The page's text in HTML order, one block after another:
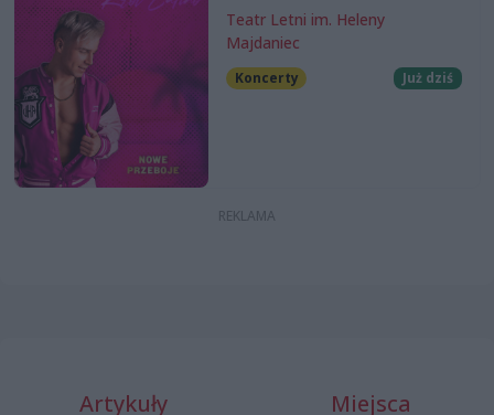
Teatr Letni im. Heleny
Majdaniec
Koncerty Już dziś
Artykuły Miejsca